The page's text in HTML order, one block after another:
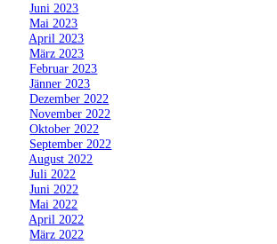
»Juni 2023
»Mai 2023
April 2023
»März 2023
»Februar 2023
»Jänner 2023
»Dezember 2022
»November 2022
»Oktober 2022
September 2022
August 2022
»Juli 2022
»Juni 2022
»Mai 2022
April 2022
»März 2022